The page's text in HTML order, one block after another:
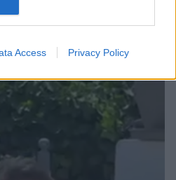
Access Privacy Policy